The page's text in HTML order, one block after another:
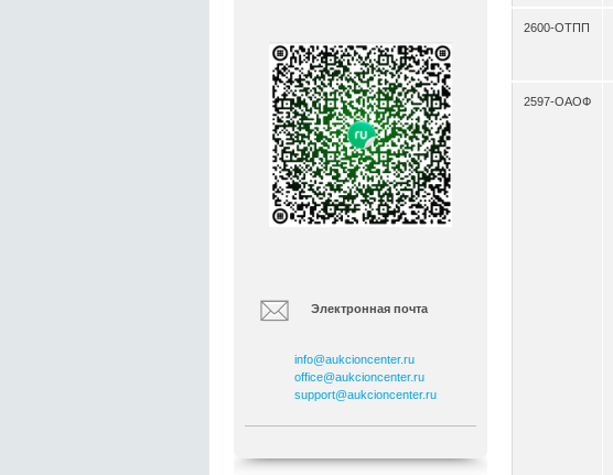
Электронная почта
info@aukcioncenter.ru
office@aukcioncenter.ru
support@aukcioncenter.ru
2600-ОТПП
2597-ОАОФ